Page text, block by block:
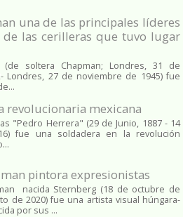
una de las principales líderes
las cerilleras que tuvo lugar
(de soltera Chapman; Londres, 31 de
Londres, 27 de noviembre de 1945)​ fue
revolucionaria mexicana
"Pedro Herrera" (29 de Junio, 1887 - 14
fue una soldadera en la revolución
pintora expresionistas
nacida Sternberg (18 de octubre de
de 2020) fue una artista visual húngara-
por sus ...